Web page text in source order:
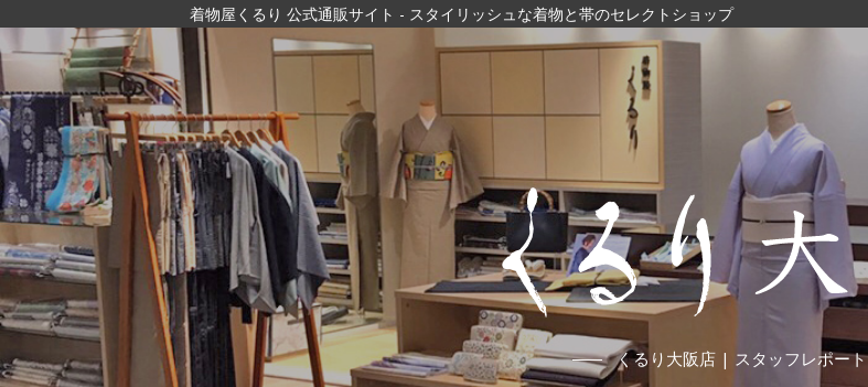
くるり大阪店 | スタッフレポート
着物屋くるり 公式通販サイト - スタイリッシュな着物と帯のセレクトショップ